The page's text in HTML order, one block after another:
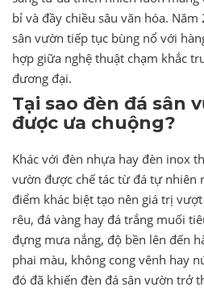
bỉ và đầy chiều sâu văn hóa.
sân vườn tiếp tục bùng nổ với
hợp giữa nghệ thuật chạm khắc
đương đại.
Tại sao đèn đá sân
được ưa chuộng?
Khác với đèn nhựa hay đèn inox
vườn được chế tác từ đá tự nhiên
điểm khác biệt tạo nên giá trị
rêu, đá vàng hay đá trắng muối
đựng mưa nắng, độ bền lên đến
phai màu, không cong vênh hay
đó đã khiến đèn đá sân vườn trở